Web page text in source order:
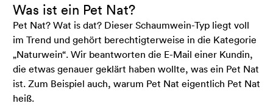
Was ist ein Pet Nat?
Pet Nat? Wat is dat? Dieser Schaumwein-Typ liegt voll
im Trend und gehört berechtigterweise in die Kategorie
„Naturwein“. Wir beantworten die E-Mail einer Kundin,
die etwas genauer geklärt haben wollte, was ein Pet Nat
ist. Zum Beispiel auch, warum Pet Nat eigentlich Pet Nat
heiß.